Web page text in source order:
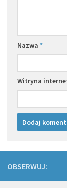
Nazwa *
Witryna
OBSERWUJ: